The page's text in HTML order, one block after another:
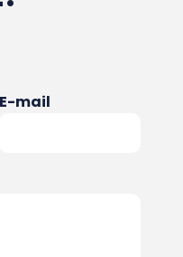
E-mail